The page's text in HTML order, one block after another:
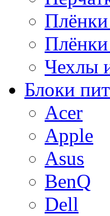
Плёнки
Чехлы
Блоки
Acer
Apple
Asus
BenQ
Dell